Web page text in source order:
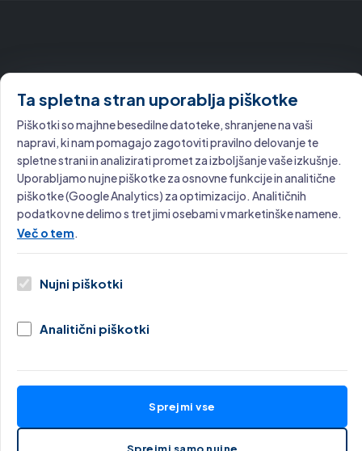
Nudimo strokovne ocene za odklepanje potenciala v
poslovanju, upravljanju izdelkov, razvoju programske
opreme, vodenju in skladnosti s predpisi.
Storitve nudi podjetje MashUp s.p.
O Nas
Ta spletna stran uporablja piškotke
Piškotki so majhne besedilne datoteke, shranjene na vaši
napravi, ki nam pomagajo zagotoviti pravilno delovanje te
spletne strani in analizirati promet za izboljšanje vaše izkušnje.
Uporabljamo nujne piškotke za osnovne funkcije in analitične
piškotke (Google Analytics) za optimizacijo. Analitičnih
podatkov ne delimo s tretjimi osebami v marketinške namene.
Več o tem.
Nujni piškotki
Analitični piškotki
Sprejmi vse